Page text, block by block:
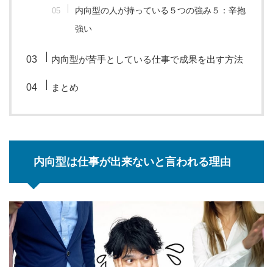
内向型の人が持っている５つの強み５：辛抱
強い
内向型が苦手としている仕事で成果を出す方法
まとめ
内向型は仕事が出来ないと言われる理由